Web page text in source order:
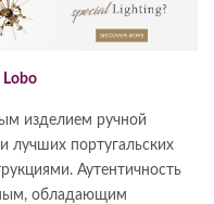
Lobo
изделием ручной
лучших португальских
Аутентичность
обладающим